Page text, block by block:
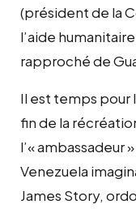
(président de la
l’aide
rapproché de
Il est temps pour
fin de la
l’« ambassadeur
Venezuela
James Story,